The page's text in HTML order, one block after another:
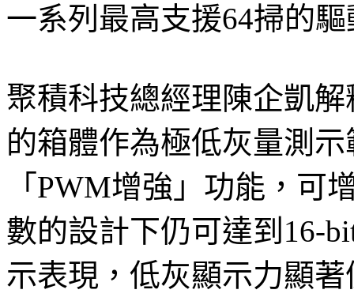
一系列最高支援64掃的
聚積科技總經理陳企凱
的箱體作為極低灰量測
「PWM增強」功能，可
數的設計下仍可達到16-
示表現，低灰顯示力顯